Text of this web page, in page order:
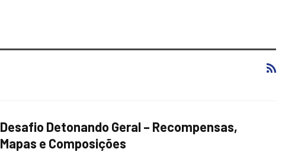
Desafio Detonando Geral – Recompensas,
Mapas e Composições